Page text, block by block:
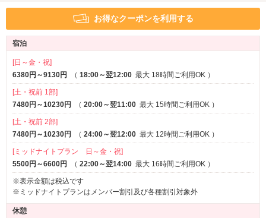
ヘアアイロン
電気マッサージ器
バスローブ
部屋タイプ
3名以上利用可
サービス
お得なクーポンを利用する
宿泊
[日～金・祝]
6380円～9130円
（ 18:00～翌12:00 最大 18時間ご利用OK ）
[土・祝前 1部]
7480円～10230円
（ 20:00～翌11:00 最大 15時間ご利用OK ）
[土・祝前 2部]
7480円～10230円
（ 24:00～翌12:00 最大 12時間ご利用OK ）
[ミッドナイトプラン 日～金・祝]
5500円～6600円
（ 22:00～翌14:00 最大 16時間ご利用OK ）
※表示金額は税込です
※ミッドナイトプランはメンバー割引及び各種割引対象外
休憩